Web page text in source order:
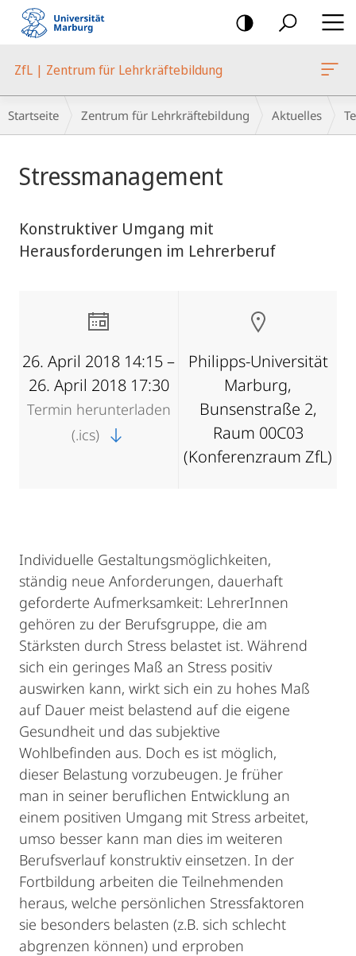
Mobile-
Navigation
ZfL | Zentrum für Lehrkräftebildung
Breadcrumb-
Navigation
Startseite Zentrum für Lehrkräftebildung Aktuelles
Stressmanagement
Konstruktiver Umgang mit
Herausforderungen im Lehrerberuf
26. April 2018 14:15 –
26. April 2018 17:30
Termin herunterladen
(.ics)
Philipps-Universität
Marburg,
Bunsenstraße 2,
Raum 00C03
(Konferenzraum ZfL)
Individuelle Gestaltungsmöglichkeiten,
ständig neue Anforderungen, dauerhaft
geforderte Aufmerksamkeit: LehrerInnen
gehören zu der Berufsgruppe, die am
Stärksten durch Stress belastet ist. Während
sich ein geringes Maß an Stress positiv
auswirken kann, wirkt sich ein zu hohes Maß
auf Dauer meist belastend auf die eigene
Gesundheit und das subjektive
Wohlbefinden aus. Doch es ist möglich,
dieser Belastung vorzubeugen. Je früher
man in seiner beruflichen Entwicklung an
einem positiven Umgang mit Stress arbeitet,
umso besser kann man dies im weiteren
Berufsverlauf konstruktiv einsetzen. In der
Fortbildung arbeiten die Teilnehmenden
heraus, welche persönlichen Stressfaktoren
sie besonders belasten (z.B. sich schlecht
abgrenzen können) und erproben